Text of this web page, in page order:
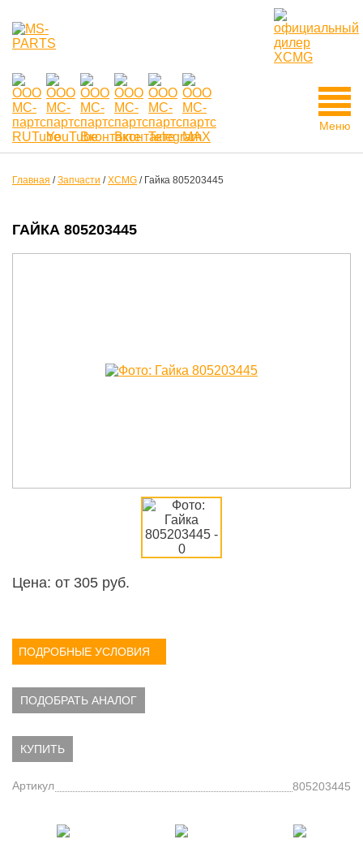
Меню
Главная /Запчасти /XCMG / Гайка 805203445
ГАЙКА 805203445
Цена: от 305 руб.
ПОДРОБНЫЕ УСЛОВИЯ
ПОДОБРАТЬ АНАЛОГ
КУПИТЬ
Артикул 805203445